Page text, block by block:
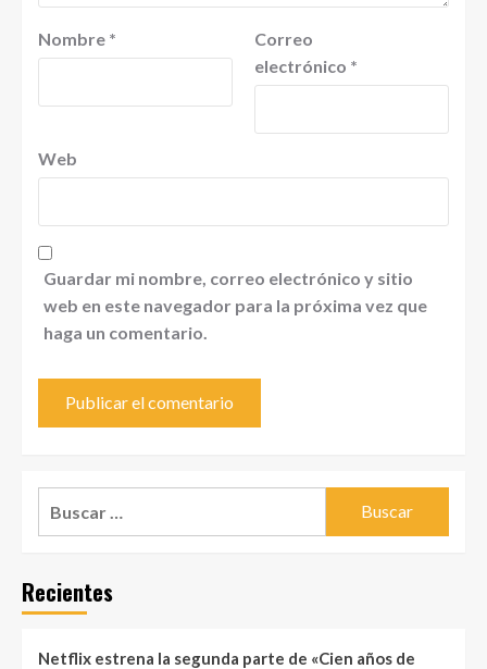
Nombre *
Correo
electrónico *
Web
Guardar mi nombre, correo electrónico y sitio
web en este navegador para la próxima vez que
haga un comentario.
Recientes
Netflix estrena la segunda parte de «Cien años de